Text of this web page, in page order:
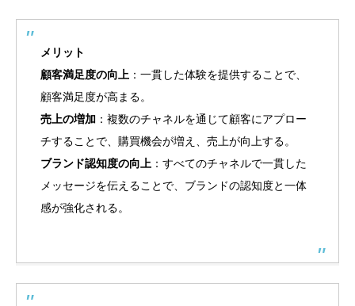
メリット
顧客満足度の向上 ：一貫した体験を提供することで、
顧客満足度が高まる。
売上の増加 ：複数のチャネルを通じて顧客にアプロー
チすることで、購買機会が増え、売上が向上する。
ブランド認知度の向上 ：すべてのチャネルで一貫した
メッセージを伝えることで、ブランドの認知度と一体
感が強化される。